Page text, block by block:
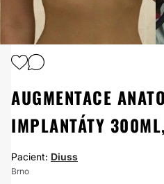
AUGMENTACE
IMPLANTÁTY
Pacient: Diuss
Brno